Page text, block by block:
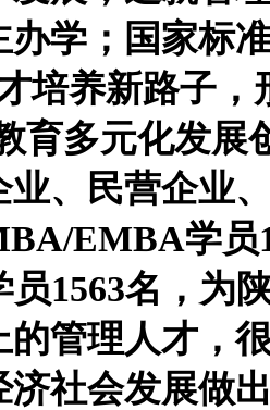
办学；国家标
培养新路子
育多元化发展
业、民营企业
EMBA学员
1563名，为
的管理人才，
济社会发展做